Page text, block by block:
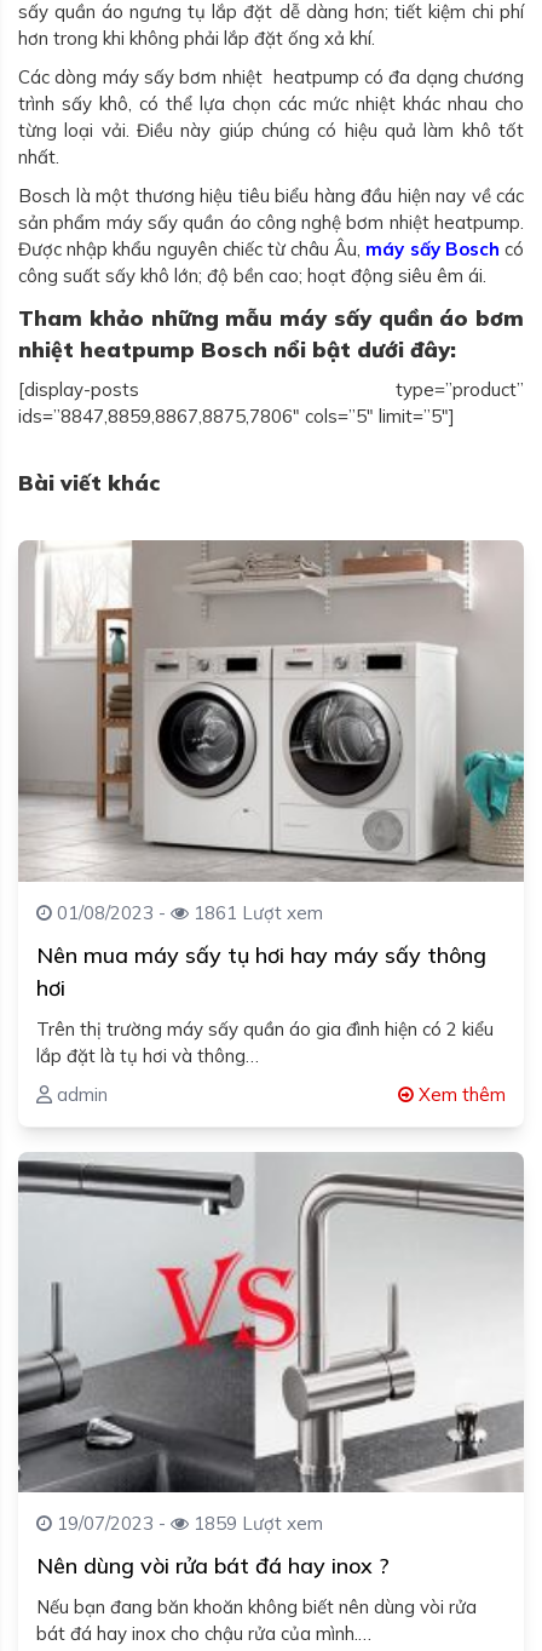
sấy quần áo ngưng tụ lắp đặt dễ dàng hơn; tiết kiệm chi phí
hơn trong khi không phải lắp đặt ống xả khí.
Các dòng máy sấy bơm nhiệt heatpump có đa dạng chương
trình sấy khô, có thể lựa chọn các mức nhiệt khác nhau cho
từng loại vải. Điều này giúp chúng có hiệu quả làm khô tốt
nhất.
Bosch là một thương hiệu tiêu biểu hàng đầu hiện nay về các
sản phẩm máy sấy quần áo công nghệ bơm nhiệt heatpump.
Được nhập khẩu nguyên chiếc từ châu Âu, máy sấy Bosch có
công suất sấy khô lớn; độ bền cao; hoạt động siêu êm ái.
Tham khảo những mẫu máy sấy quần áo bơm
nhiệt heatpump Bosch nổi bật dưới đây:
[display-posts type=”product”
ids=”8847,8859,8867,8875,7806″ cols=”5″ limit=”5″]
Bài viết khác
01/08/2023 - 1861 Lượt xem
Nên mua máy sấy tụ hơi hay máy sấy thông
hơi
Trên thị trường máy sấy quần áo gia đình hiện có 2 kiểu
lắp đặt là tụ hơi và thông…
admin
Xem thêm
19/07/2023 - 1859 Lượt xem
Nên dùng vòi rửa bát đá hay inox ?
Nếu bạn đang băn khoăn không biết nên dùng vòi rửa
bát đá hay inox cho chậu rửa của mình.…